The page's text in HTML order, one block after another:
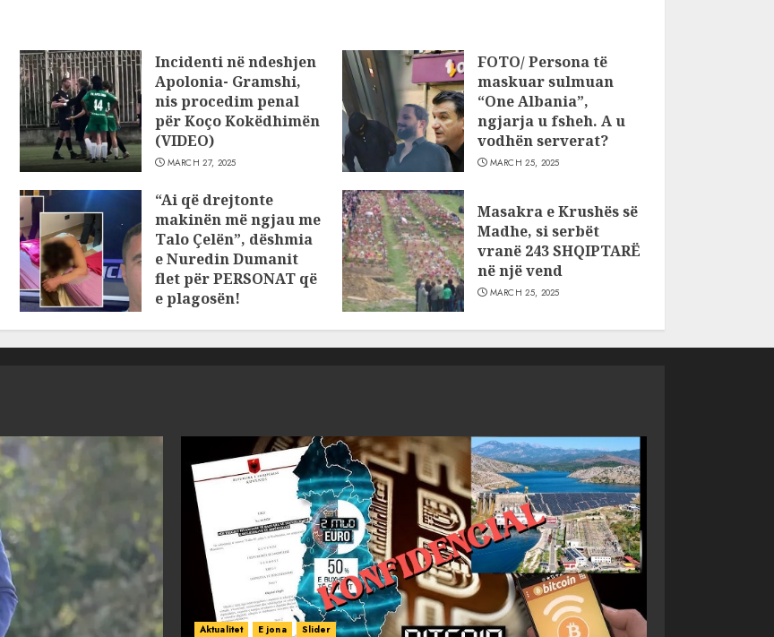
Incidenti në ndeshjen
Apolonia- Gramshi,
nis procedim penal
për Koço Kokëdhimën
(VIDEO)
MARCH 27, 2025
FOTO/ Persona të
maskuar sulmuan
“One Albania”,
ngjarja u fsheh. A u
vodhën serverat?
MARCH 25, 2025
“Ai që drejtonte
makinën më ngjau me
Talo Çelën”, dëshmia
e Nuredin Dumanit
flet për PERSONAT që
e plagosën!
Masakra e Krushës së
Madhe, si serbët
vranë 243 SHQIPTARË
në një vend
MARCH 25, 2025
Aktualitet E jona Slider